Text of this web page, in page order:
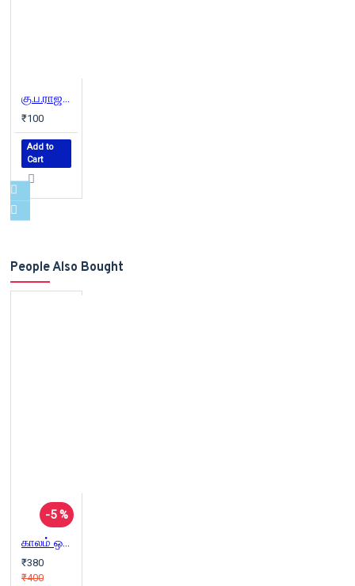
கு.ப.ராஜகோபாலன் (இந்திய இலக்கியச் சிற்பிகள் )
₹100
Add to
Cart
People Also Bought
-5 %
காலம் ஒரு வரலாற்றுச் சுருக்கம் | A Brief History Of Time
₹380
₹400